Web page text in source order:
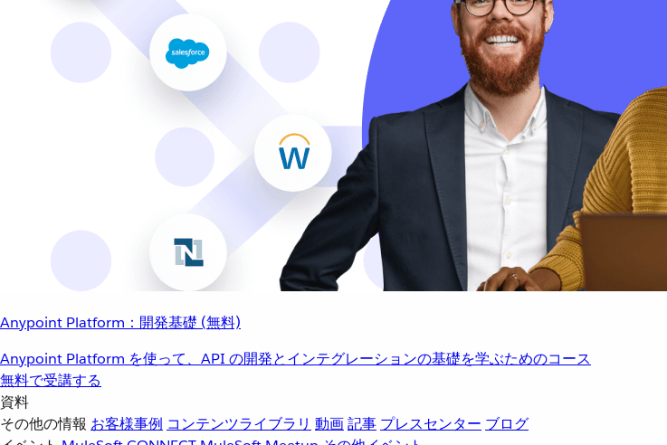
Anypoint Platform：開発基礎 (無料)
Anypoint Platform を使って、API の開発とインテグレーションの基礎を学ぶためのコース
無料で受講する
資料
その他の情報 お客様事例 コンテンツライブラリ 動画記事 プレスセンター ブログ